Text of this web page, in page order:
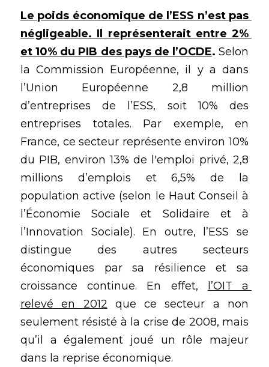
Le poids économique de l’ESS n’est pas
négligeable. Il représenterait entre 2%
et 10% du PIB des pays de l’OCDE. Selon
la Commission Européenne, il y a dans
l’Union Européenne 2,8 million
d’entreprises de l’ESS, soit 10% des
entreprises totales. Par exemple, en
France, ce secteur représente environ 10%
du PIB, environ 13% de l'emploi privé, 2,8
millions d’emplois et 6,5% de la
population active (selon le Haut Conseil à
l’Économie Sociale et Solidaire et à
l’Innovation Sociale). En outre, l’ESS se
distingue des autres secteurs
économiques par sa résilience et sa
croissance continue. En effet,
l’OIT a
relevé en 2012 que ce secteur a non
seulement résisté à la crise de 2008, mais
qu’il a également joué un rôle majeur
dans la reprise économique.